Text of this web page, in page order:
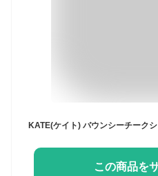
この商品を